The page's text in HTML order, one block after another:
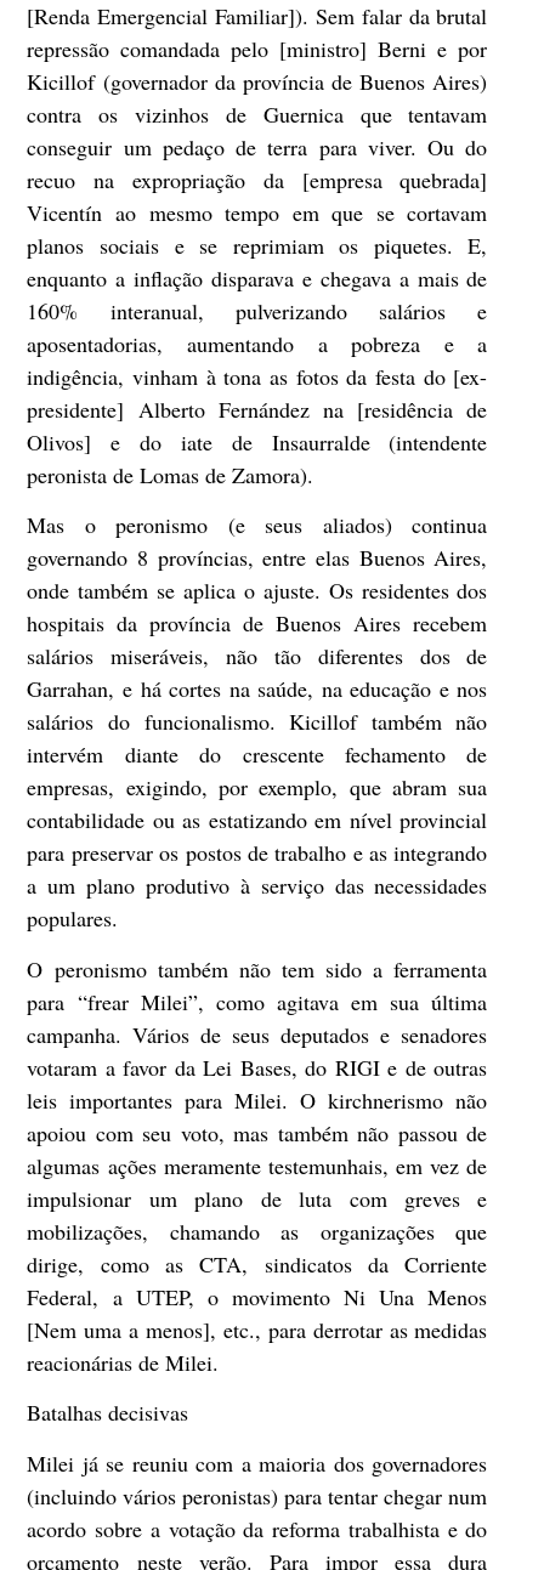
[Renda Emergencial Familiar]). Sem falar da brutal
repressão comandada pelo [ministro] Berni e por
Kicillof (governador da província de Buenos Aires)
contra os vizinhos de Guernica que tentavam
conseguir um pedaço de terra para viver. Ou do
recuo na expropriação da [empresa quebrada]
Vicentín ao mesmo tempo em que se cortavam
planos sociais e se reprimiam os piquetes. E,
enquanto a inflação disparava e chegava a mais de
160% interanual, pulverizando salários e
aposentadorias, aumentando a pobreza e a
indigência, vinham à tona as fotos da festa do [ex-
presidente] Alberto Fernández na [residência de
Olivos] e do iate de Insaurralde (intendente
peronista de Lomas de Zamora).
Mas o peronismo (e seus aliados) continua
governando 8 províncias, entre elas Buenos Aires,
onde também se aplica o ajuste. Os residentes dos
hospitais da província de Buenos Aires recebem
salários miseráveis, não tão diferentes dos de
Garrahan, e há cortes na saúde, na educação e nos
salários do funcionalismo. Kicillof também não
intervém diante do crescente fechamento de
empresas, exigindo, por exemplo, que abram sua
contabilidade ou as estatizando em nível provincial
para preservar os postos de trabalho e as integrando
a um plano produtivo à serviço das necessidades
populares.
O peronismo também não tem sido a ferramenta
para “frear Milei”, como agitava em sua última
campanha. Vários de seus deputados e senadores
votaram a favor da Lei Bases, do RIGI e de outras
leis importantes para Milei. O kirchnerismo não
apoiou com seu voto, mas também não passou de
algumas ações meramente testemunhais, em vez de
impulsionar um plano de luta com greves e
mobilizações, chamando as organizações que
dirige, como as CTA, sindicatos da Corriente
Federal, a UTEP, o movimento Ni Una Menos
[Nem uma a menos], etc., para derrotar as medidas
reacionárias de Milei.
Batalhas decisivas
Milei já se reuniu com a maioria dos governadores
(incluindo vários peronistas) para tentar chegar num
acordo sobre a votação da reforma trabalhista e do
orçamento neste verão. Para impor essa dura